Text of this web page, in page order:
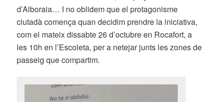
d’Alboraia… I no oblidem que el protagonisme
ciutadà comença quan decidim prendre la iniciativa,
com el mateix dissabte 26 d’octubre en Rocafort, a
les 10h en l’Escoleta, per a netejar junts leszones de
passeig que compartim.